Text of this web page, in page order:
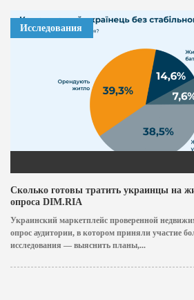
Исследования
Сколько готовы тратить украинцы на
опроса DIM.RIA
Украинский маркетплейс проверенной
опрос аудитории, в котором приняли участие
исследования — выяснить планы,...